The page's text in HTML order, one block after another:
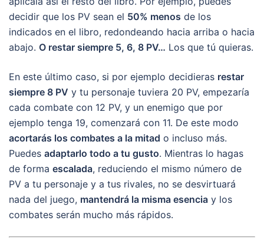
decidir que los PV sean el 50% menos de los
indicados en el libro, redondeando hacia arriba o hacia
abajo. O restar siempre 5, 6, 8 PV… Los que tú quieras.
En este último caso, si por ejemplo decidieras restar
siempre 8 PV y tu personaje tuviera 20 PV, empezaría
cada combate con 12 PV, y un enemigo que por
ejemplo tenga 19, comenzará con 11. De este modo
acortarás los combates a la mitad o incluso más.
Puedes adaptarlo todo a tu gusto. Mientras lo hagas
de forma escalada, reduciendo el mismo número de
PV a tu personaje y a tus rivales, no se desvirtuará
nada del juego, mantendrá la misma esencia y los
combates serán mucho más rápidos.